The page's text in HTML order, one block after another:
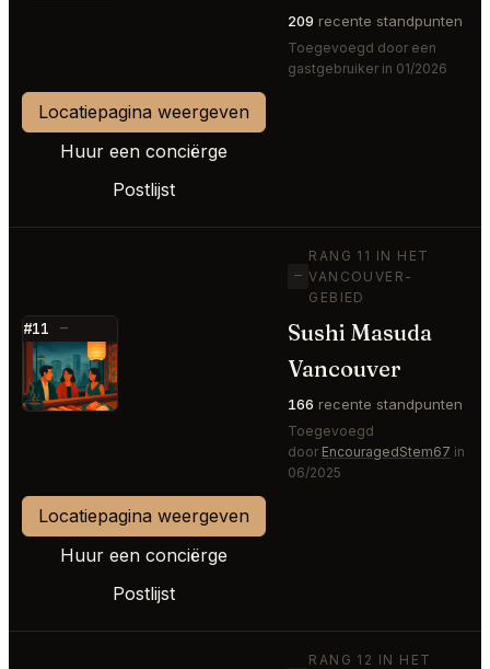
209 recente standpunten
Toegevoegd door een
gastgebruiker in 01/2026
Locatiepagina weergeven
Huur een conciërge
Postlijst
#11 —
⭐
—
RANG 11 IN HET
VANCOUVER-
GEBIED
Sushi Masuda
Vancouver
166 recente standpunten
Toegevoegd
door EncouragedStem67 in
06/2025
Locatiepagina weergeven
Huur een conciërge
Postlijst
RANG 12 IN HET